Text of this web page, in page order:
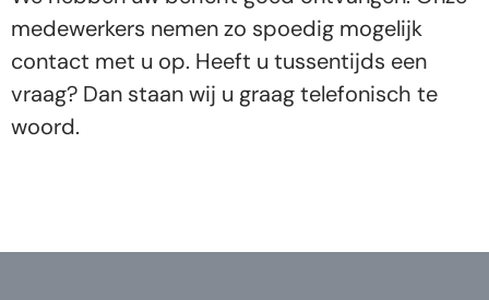
medewerkers nemen zo spoedig mogelijk
contact met u op. Heeft u tussentijds een
vraag? Dan staan wij u graag telefonisch te
woord.